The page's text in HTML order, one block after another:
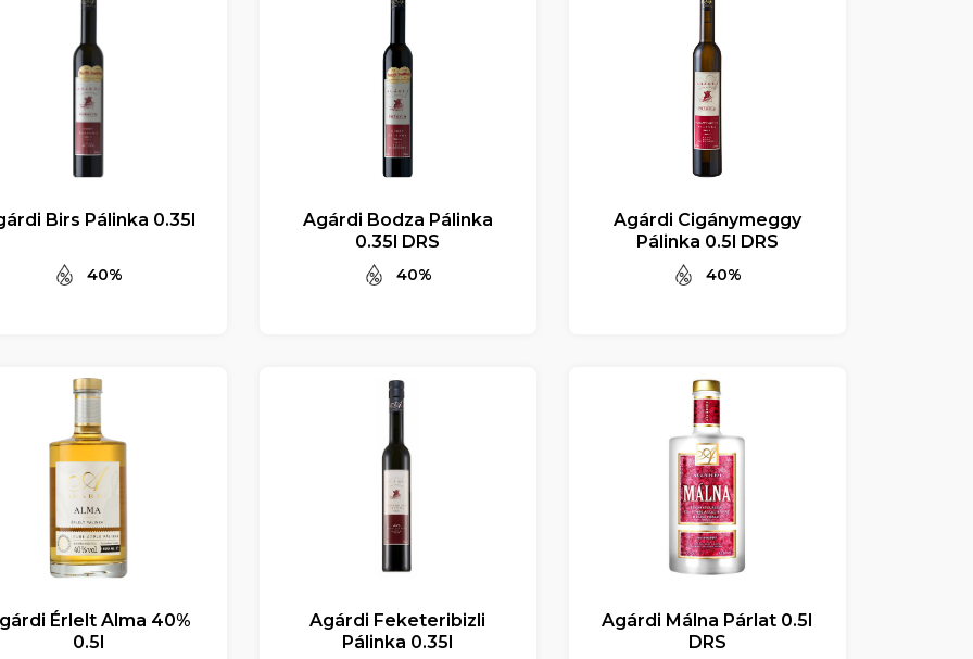
Birs Pálinka 0.35l
40%
Agárdi Bodza Pálinka
0.35l DRS
40%
Agárdi Cigánymeggy
Pálinka 0.5l DRS
40%
Érlelt Alma 40%
0.5l
Agárdi Feketeribizli
Pálinka 0.35l
Agárdi Málna Párlat 0.5l
DRS